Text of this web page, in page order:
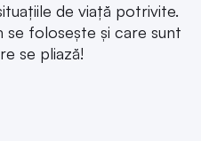
de viață potrivite.
se folosește și care sunt
se pliază!